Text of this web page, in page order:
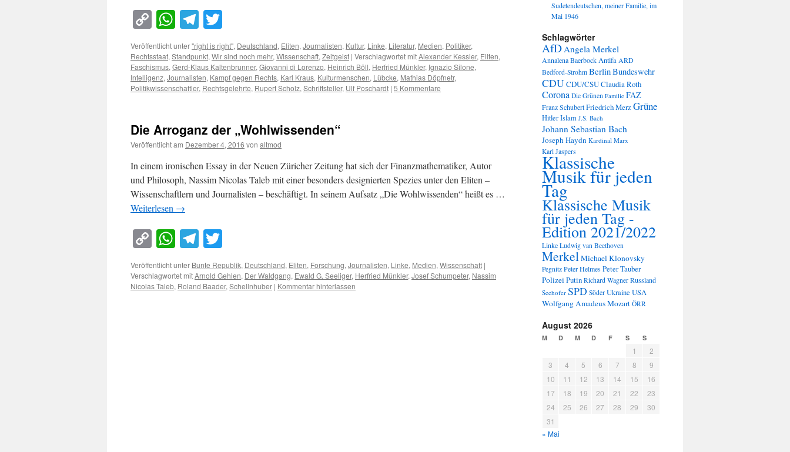
Copy
Link
WhatsApp
Telegram
Veröffentlicht unter"right is right", Deutschland, Eliten, Journalisten, Kultur, Linke, Literatur, Medien, Politiker,
Rechtsstaat, Standpunkt, Wir sind noch mehr, Wissenschaft, Zeitgeist | Verschlagwortet mitAlexander Kessler, Eliten,
Faschismus, Gerd-Klaus Kaltenbrunner, Giovanni di Lorenzo, Heinrich Böll, Herfried Münkler, Ignazio Silone,
Intelligenz, Journalisten, Kampf gegen Rechts, Karl Kraus, Kulturmenschen, Lübcke, Mathias Döpfnetr,
Politikwissenschaftler, Rechtsgelehrte, Rupert Scholz, Schriftsteller, Ulf Poschardt | 5 Kommentare
Die Arroganz der „Wohlwissenden“
Veröffentlicht am Dezember 4, 2016 von altmod
In einem ironischen Essay in der Neuen Züricher Zeitung hat sich der Finanzmathematiker, Autor
und Philosoph, Nassim Nicolas Taleb mit einer besonders designierten Spezies unter den Eliten –
Wissenschaftlern und Journalisten – beschäftigt. In seinem Aufsatz „Die Wohlwissenden“ heißt es …
Weiterlesen →
Copy
Link
WhatsApp
Telegram
Veröffentlicht unter Bunte Republik, Deutschland, Eliten, Forschung, Journalisten, Linke, Medien, Wissenschaft |
Verschlagwortet mitArnold Gehlen, Der Waldgang, Ewald G. Seeliger, Herfried Münkler, Josef Schumpeter, Nassim
Nicolas Taleb, Roland Baader, Schellnhuber | Kommentar hinterlassen
Sudetendeutschen, meiner Familie, im
Mai 1946
Schlagwörter
AfDAngela Merkel
Annalena BaerbockAntifa ARD
Bedford-Strohm BerlinBundeswehr
CDUCDU/CSUClaudia Roth
Corona Die Grünen Familie FAZ
Franz SchubertFriedrich MerzGrüne
HitlerIslam J.S. Bach
Johann Sebastian Bach
Joseph Haydn Kardinal Marx
Karl Jaspers
Klassische
Musik für jeden
Tag
Klassische Musik
für jeden Tag -
Edition 2021/2022
Linke Ludwig van Beethoven
MerkelMichael Klonovsky
Pegnitz Peter HelmesPeter Tauber
PolizeiPutin Richard Wagner Russland
Seehofer SPD Söder Ukraine USA
Wolfgang Amadeus Mozart ÖRR
August 2026
M D M D F S S
1
2
3
4 5 6 7 8
9
10
11 12 13 14 15
16
17
18 19 20 21 22
23
24
25 26 27 28 29
30
31
« Mai